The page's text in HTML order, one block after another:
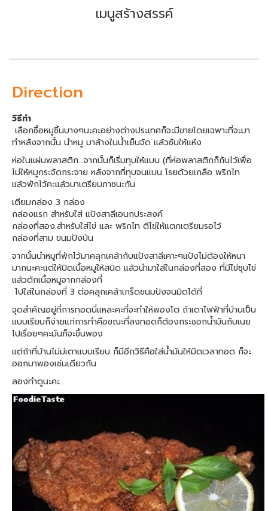
เมนูสร้างสรรค์
Direction
วิธีทำ
เลือกซื้อหมูชิ้นบางๆนะคะอย่างต่างประเทศก็จะมีขายโดยเฉพาะที่จะมา
ทำหลังจากนั้น นำหมู มาล้างในน้ำเย็นจัด แล้วซับให้แห้ง
ห่อในแผ่นพลาสติก...จากนั้นก็เริ่มทุบให้แบน (ที่ห่อพลาสติกก็กันไว้เพื่อ
ไม่ให้หมูกระจัดกระจาย หลังจากที่ทุบจนแบน โรยด้วยเกลือ พริกไท
แล้วพักไว้คะแล้วมาเตรียมภาชนะกัน
เตียมกล่อง 3 กล่อง
กล่องแรก สำหรับใส่ แป้งสาลีเอนกประสงค์
กล่องที่สอง.สำหรับใส่ไข่ และ พริกไท ตีไข่ให้แตกเตรียมรอไว้
กล่องที่สาม ขนมปังป่น
จากนั้นนำหมูที่พักไว้มาคลุกเคล้ากับแป้งสาลีเคาะๆแป้งไม่ต้องให้หนา
มากนะคะแต่ให้ปิดเนื้อหมูให้สนิด แล้วนำมาใส่ในกล่องที่สอง ที่มีไข่ชุบไข่
แล้วตักเนื้อหมูจากกล่องที่
ไปใส่ในกล่องที่ 3 ต่อคลุกเคล้าเกร็ดขนมปังจนมิดได้ที่
จุดสำคัญอยู่ที่การทอดนี่แหละคะที่จะทำให้พองโต ถ้าเตาไฟฟ้าที่บ้านเป็น
แบบเรียบก็ง่ายแก่การทำคือขณะที่ลงทอดก็ต้องกระชอกน้ำมันกับเนย
ไปเรื่อยๆคะมันก็จะขึ้นพอง
แต่ถ้าที่บ้านไม่ม่เตาแบบเรียบ ก็มีอีกวิธีคือใส่น้ำมันให้มิดเวลาทอด ก็จะ
ออกมาพองเช่นเดียวกัน
ลองทำดูนะคะ..